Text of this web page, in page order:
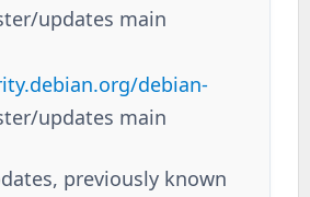
updates main
debian-
updates main
previously known